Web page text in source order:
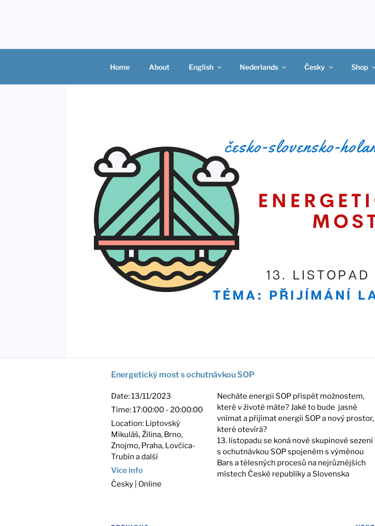
Home About English Nederlands Česky Shop
Energetický most s ochutnávkou SOP
Date:13/11/2023
Time:17:00:00 - 20:00:00
Location: Liptovský
Mikuláš, Žilina, Brno,
Znojmo, Praha, Lovčica-
Trubín a další
Více info
Česky | Online
Necháte energii SOP přispět možnostem,
které v životě máte? Jaké to bude jasně
vnímat a přijímat energii SOP a nový prostor,
které otevírá?
13. listopadu se koná nové skupinové sezení
s ochutnávkou SOP spojeném s výměnou
Bars a tělesných procesů na nejrůznějších
místech České republiky a Slovenska